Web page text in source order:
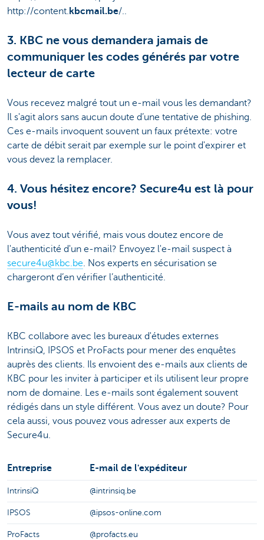
http://content. kbcmail.be/..
3. KBC ne vous demandera jamais de
communiquer les codes générés par votre
lecteur de carte
Vous recevez malgré tout un e-mail vous les demandant?
Il s'agit alors sans aucun doute d’une tentative de phishing.
Ces e-mails invoquent souvent un faux prétexte: votre
carte de débit serait par exemple sur le point d'expirer et
vous devez la remplacer.
4. Vous hésitez encore? Secure4u est là pour
vous!
Vous avez tout vérifié, mais vous doutez encore de
l'authenticité d'un e-mail? Envoyez l'e-mail suspect à
secure4u@kbc.be. Nos experts en sécurisation se
chargeront d’en vérifier l’authenticité.
E-mails au nom de KBC
KBC collabore avec les bureaux d'études externes
IntrinsiQ, IPSOS et ProFacts pour mener des enquêtes
auprès des clients. Ils envoient des e-mails aux clients de
KBC pour les inviter à participer et ils utilisent leur propre
nom de domaine. Les e-mails sont également souvent
rédigés dans un style différent. Vous avez un doute? Pour
cela aussi, vous pouvez vous adresser aux experts de
Secure4u.
Entreprise E-mail de l'expéditeur
IntrinsiQ @intrinsiq.be
IPSOS @ipsos-online.com
ProFacts @profacts.eu